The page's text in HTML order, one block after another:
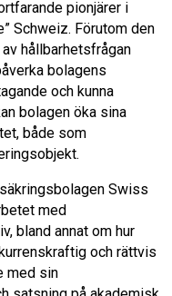
pionjärer i
Schweiz. Förutom den
hållbarhetsfrågan
bolagens
och kunna
bolagen öka sina
både som
Swiss
med
bland annat om hur
och rättvis
med sin